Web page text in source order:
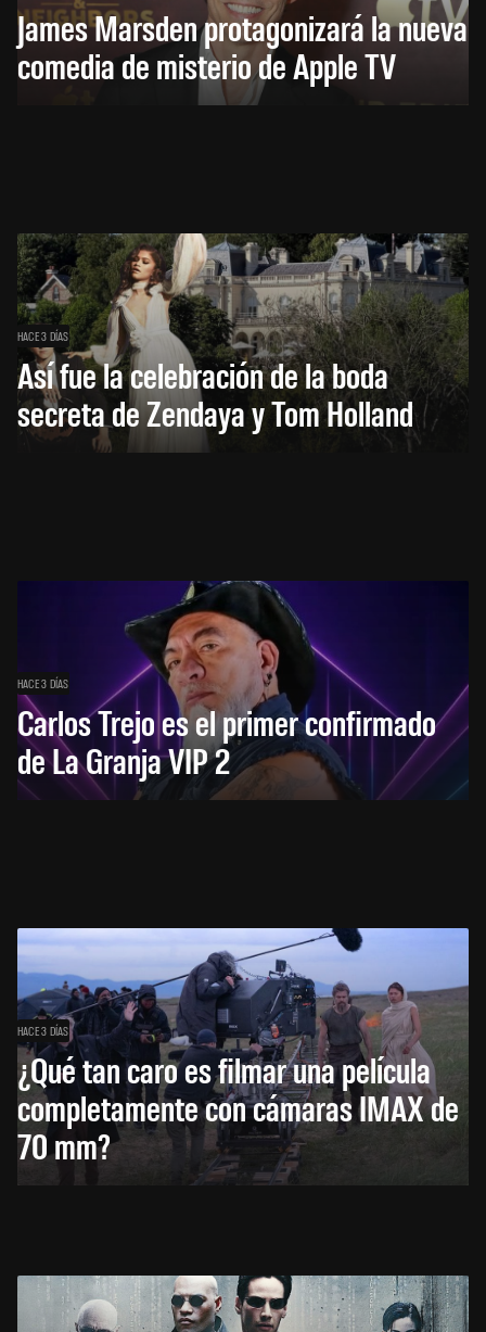
James Marsden protagonizará la nueva
comedia de misterio de Apple TV
HACE 3 DÍAS
Así fue la celebración de la boda
secreta de Zendaya y Tom Holland
HACE 3 DÍAS
Carlos Trejo es el primer confirmado
de La Granja VIP 2
HACE 3 DÍAS
¿Qué tan caro es filmar una película
completamente con cámaras IMAX de
70 mm?